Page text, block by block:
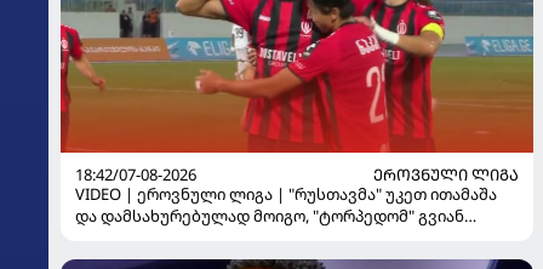
18:42/07-08-2026
ᲔᲠᲝᲕᲜᲣᲚᲘ ᲚᲘᲒᲐ
VIDEO | ეროვნული ლიგა | "რუსთავმა" უკეთ ითამაშა
და დამსახურებულად მოიგო, "ტორპედომ" გვიან